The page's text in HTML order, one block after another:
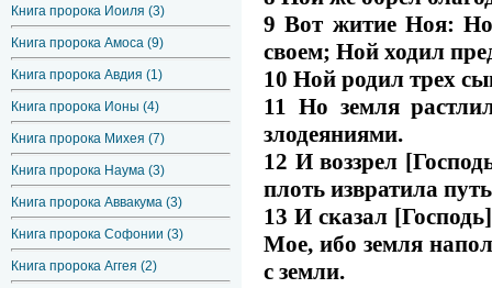
Книга пророка Иоиля (3)
Книга пророка Амоса (9)
Книга пророка Авдия (1)
Книга пророка Ионы (4)
Книга пророка Михея (7)
Книга пророка Наума (3)
Книга пророка Аввакума (3)
Книга пророка Софонии (3)
Книга пророка Аггея (2)
9 Вот житие Ноя:
своем; Ной ходил
10 Ной родил трех
11 Но земля
злодеяниями.
12 И воззрел
плоть извратила
13 И сказал
Мое, ибо земля
с земли.